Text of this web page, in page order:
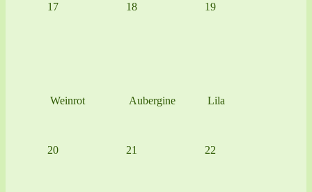
17
Weinrot
18
Aubergine
19
Lila
20 21 22